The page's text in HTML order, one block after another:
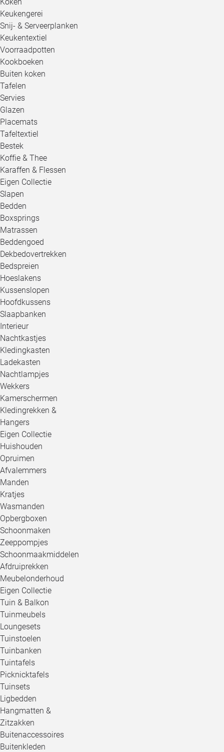
Keukengerei
Snij- & Serveerplanken
Keukentextiel
Voorraadpotten
Kookboeken
Buiten koken
Tafelen
Servies
Glazen
Placemats
Tafeltextiel
Bestek
Koffie & Thee
Karaffen & Flessen
Eigen Collectie
Slapen
Bedden
Boxsprings
Matrassen
Beddengoed
Dekbedovertrekken
Bedspreien
Hoeslakens
Kussenslopen
Hoofdkussens
Slaapbanken
Interieur
Nachtkastjes
Kledingkasten
Ladekasten
Nachtlampjes
Wekkers
Kamerschermen
Kledingrekken &
Hangers
Eigen Collectie
Huishouden
Opruimen
Afvalemmers
Manden
Kratjes
Wasmanden
Opbergboxen
Schoonmaken
Zeeppompjes
Schoonmaakmiddelen
Afdruiprekken
Meubelonderhoud
Eigen Collectie
Tuin & Balkon
Tuinmeubels
Loungesets
Tuinstoelen
Tuinbanken
Tuintafels
Picknicktafels
Tuinsets
Ligbedden
Hangmatten &
Zitzakken
Buitenaccessoires
Buitenkleden